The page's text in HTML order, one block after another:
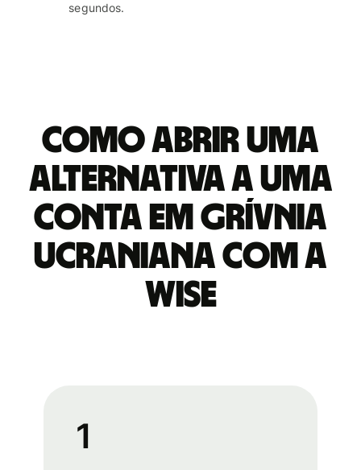
segundos.
Como abrir uma
alternativa a uma
conta em Grívnia
ucraniana com a
Wise
1